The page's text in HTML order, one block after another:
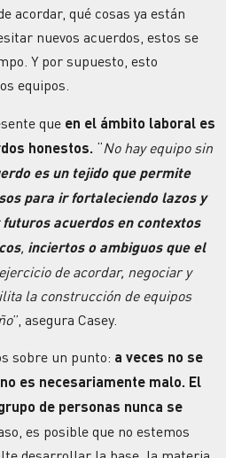
acordar, qué cosas ya están
nuevos acuerdos, estos se
Y por supuesto, esto
equipos.
que en el ámbito laboral es
honestos. “No hay equipo sin
es un tejido que permite
para ir fortaleciendo lazos y
acuerdos en contextos
, inciertos o ambiguos que el
de acordar, negociar y
la construcción de equipos
”, asegura Casey.
sobre un punto: a veces no se
es necesariamente malo. El
de personas nunca se
es posible que no estemos